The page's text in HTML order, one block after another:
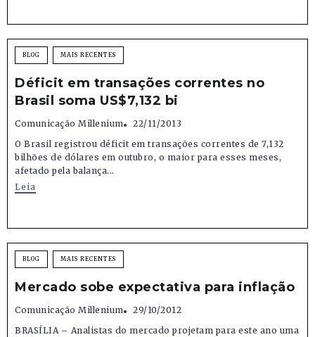
BLOG MAIS RECENTES
Déficit em transações correntes no
Brasil soma US$7,132 bi
Comunicação Millenium
22/11/2013
O Brasil registrou déficit em transações correntes de 7,132
bilhões de dólares em outubro, o maior para esses meses,
afetado pela balança...
Leia
BLOG MAIS RECENTES
Mercado sobe expectativa para inflação
Comunicação Millenium
29/10/2012
BRASÍLIA – Analistas do mercado projetam para este ano uma